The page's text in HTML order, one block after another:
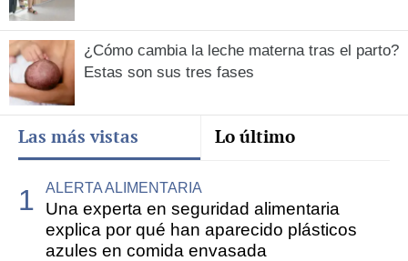
¿Cómo cambia la leche materna tras el parto?
Estas son sus tres fases
Las más vistas Lo último
ALERTA ALIMENTARIA
Una experta en seguridad alimentaria
explica por qué han aparecido plásticos
azules en comida envasada